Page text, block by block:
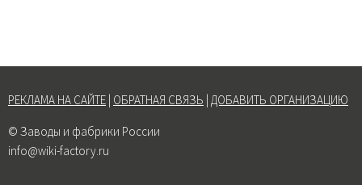
РЕКЛАМА НА САЙТЕ ОБРАТНАЯ СВЯЗЬ ДОБАВИТЬ ОРГАНИЗАЦИЮ
© Заводы и фабрики России
info@wiki-factory.ru